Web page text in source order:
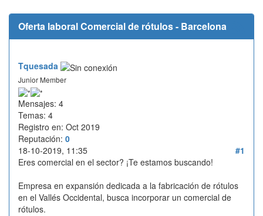
Oferta laboral Comercial de rótulos - Barcelona
Tquesada
Junior Member
Mensajes: 4
Temas: 4
Registro en: Oct 2019
Reputación: 0
#1
18-10-2019, 11:35
Eres comercial en el sector? ¡Te estamos buscando!
Empresa en expansión dedicada a la fabricación de rótulos
en el Vallés Occidental, busca incorporar un comercial de
rótulos.